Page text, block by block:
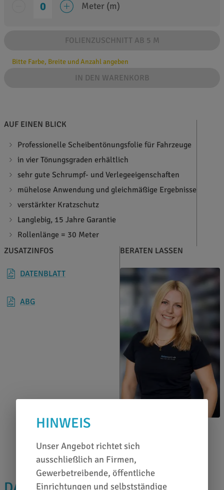
Meter (m)
FOLIENZUSCHNITT AB 5 M
Bitte Farbe, Breite und Anzahl angeben
IN DEN WARENKORB
AUF EINEN BLICK
Professionelle Scheibentönungsfolie für Fahrzeuge
in vier Tönungsgraden erhältlich
sehr gute Schrumpf- und Verlegeeigenschaften
mühelose Anwendung und gleichmäßige Ergebnisse
verstärkter Kratzschutz
Langlebig, 15 Jahre Garantie
Rollenlänge = 30 Meter
ZUSATZINFOS
DATENBLATT
ABG
BERATEN LASSEN
0651 46 27 79 80
HINWEIS
Unser Angebot richtet sich
ausschließlich an Firmen,
Gewerbetreibende, öffentliche
Einrichtungen und selbstständige